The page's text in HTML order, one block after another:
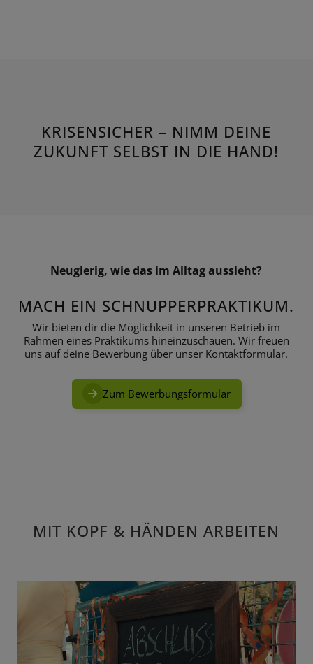
KRISENSICHER – NIMM DEINE
ZUKUNFT SELBST IN DIE HAND!
Neugierig, wie das im Alltag aussieht?
MACH EIN SCHNUPPERPRAKTIKUM.
Wir bieten dir die Möglichkeit in unseren Betrieb im
Rahmen eines Praktikums hineinzuschauen. Wir freuen
uns auf deine Bewerbung über unser Kontaktformular.
Zum Bewerbungsformular
MIT KOPF & HÄNDEN ARBEITEN